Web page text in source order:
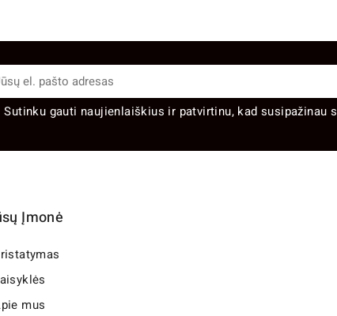
Sutinku gauti naujienlaiškius ir patvirtinu, kad susipažinau
Įmonė
mus